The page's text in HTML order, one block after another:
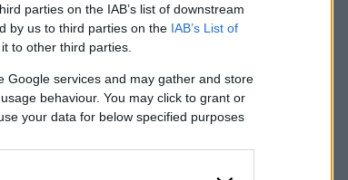
parties on the IAB’s list of downstream
by us to third parties on the IAB’s List of
to other third parties.
Google services and may gather and store
behaviour. You may click to grant or
your data for below specified purposes